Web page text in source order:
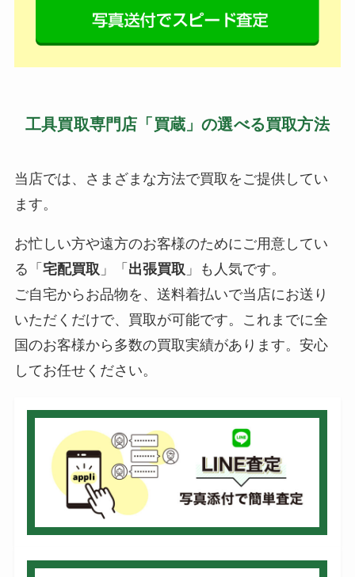
工具買取専門店「買蔵」の選べる買取方法
当店では、さまざまな方法で買取をご提供してい
ます。
お忙しい方や遠方のお客様のためにご用意してい
る「 宅配買取 」「 出張買取 」も人気です。
ご自宅からお品物を、送料着払いで当店にお送り
いただくだけで、買取が可能です。これまでに全
国のお客様から多数の買取実績があります。安心
してお任せください。